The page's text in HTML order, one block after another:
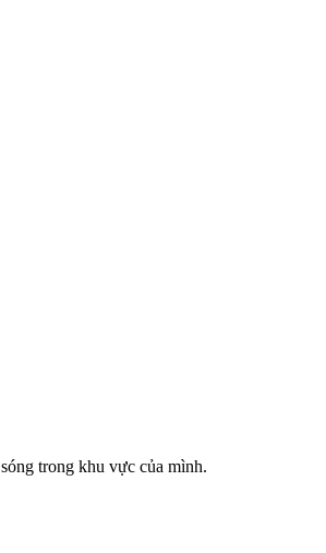
trong khu vực của mình.